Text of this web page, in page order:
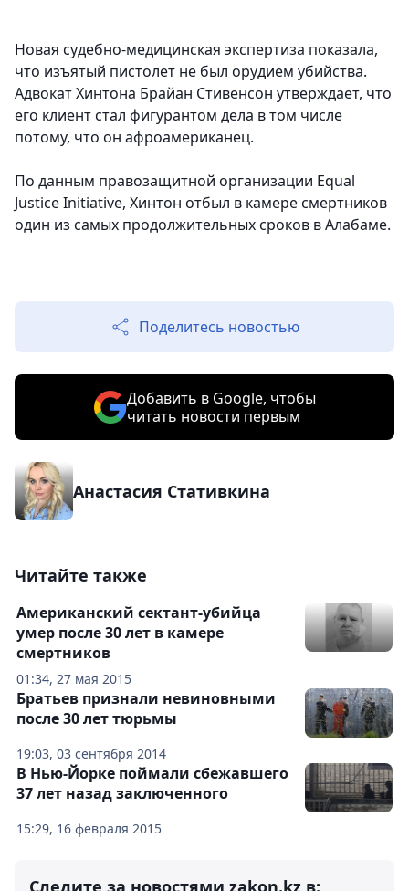
Новая судебно-медицинская экспертиза показала,
что изъятый пистолет не был орудием убийства.
Адвокат Хинтона Брайан Стивенсон утверждает, что
его клиент стал фигурантом дела в том числе
потому, что он афроамериканец.
По данным правозащитной организации Equal
Justice Initiative, Хинтон отбыл в камере смертников
один из самых продолжительных сроков в Алабаме.
Поделитесь новостью
Добавить в Google, чтобы
читать новости первым
Анастасия Стативкина
Читайте также
01:34, 27 мая 2015
Американский сектант-убийца
умер после 30 лет в камере
смертников
19:03, 03 сентября 2014
Братьев признали невиновными
после 30 лет тюрьмы
15:29, 16 февраля 2015
В Нью-Йорке поймали сбежавшего
37 лет назад заключенного
Следите за новостями zakon.kz в: